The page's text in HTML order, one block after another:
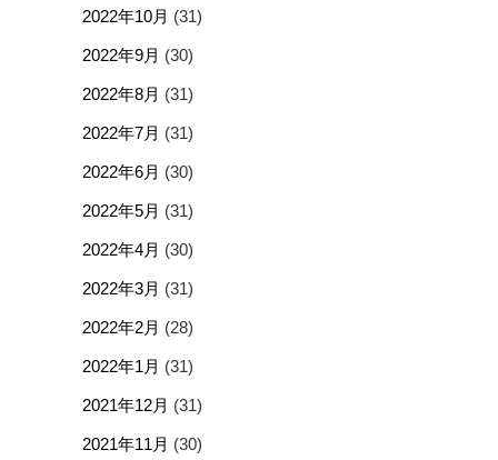
2022年10月 (31)
2022年9月 (30)
2022年8月 (31)
2022年7月 (31)
2022年6月 (30)
2022年5月 (31)
2022年4月 (30)
2022年3月 (31)
2022年2月 (28)
2022年1月 (31)
2021年12月 (31)
2021年11月 (30)